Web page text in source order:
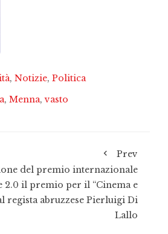
, Notizie, Politica
, Menna,vasto
Prev
del premio internazionale
2.0 il premio per il “Cinema e
regista abruzzese Pierluigi Di
Lallo